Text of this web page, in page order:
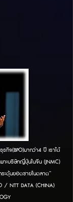
กิจ(BPO)มากว่า4 ปี เราได้
าะบริษัทญี่ปุ่นในจีน (JNMC)
ะตุ้นยอดขายในตลาด”
/ NTT DATA (CHINA)